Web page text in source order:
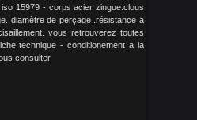
15979 - corps acier zingue.clous
diamètre de perçage .résistance a
vous retrouverez toutes
technique - conditionement a la
consulter